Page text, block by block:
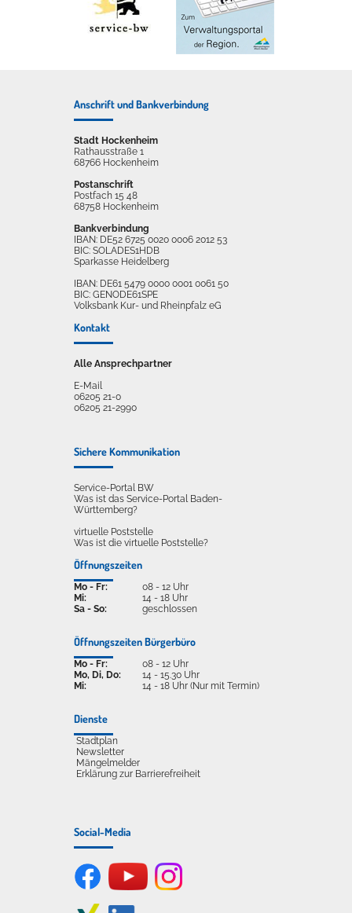
Anschrift und Bankverbindung
Stadt Hockenheim
Rathausstraße 1
68766 Hockenheim
Postanschrift
Postfach 15 48
68758 Hockenheim
Bankverbindung
IBAN: DE52 6725 0020 0006 2012 53
BIC: SOLADES1HDB
Sparkasse Heidelberg
IBAN: DE61 5479 0000 0001 0061 50
BIC: GENODE61SPE
Volksbank Kur- und Rheinpfalz eG
Kontakt
Alle Ansprechpartner
E-Mail
06205 21-0
06205 21-2990
Sichere Kommunikation
Service-Portal BW
Was ist das Service-Portal Baden-
Württemberg?
virtuelle Poststelle
Was ist die virtuelle Poststelle?
Öffnungszeiten
Mo - Fr:
Mi:
Sa - So:
08 - 12 Uhr
14 - 18 Uhr
geschlossen
Öffnungszeiten Bürgerbüro
Mo - Fr:
Mo, Di, Do:
Mi:
08 - 12 Uhr
14 - 15.30 Uhr
14 - 18 Uhr (Nur mit Termin)
Dienste
Stadtplan
Newsletter
Mängelmelder
Erklärung zur Barrierefreiheit
Social-Media